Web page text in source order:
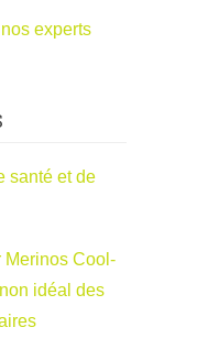
experts
santé et de
Merinos Cool-
idéal des